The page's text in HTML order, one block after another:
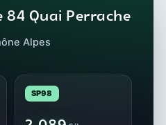
84 Quai Perrache
Alpes
SP98